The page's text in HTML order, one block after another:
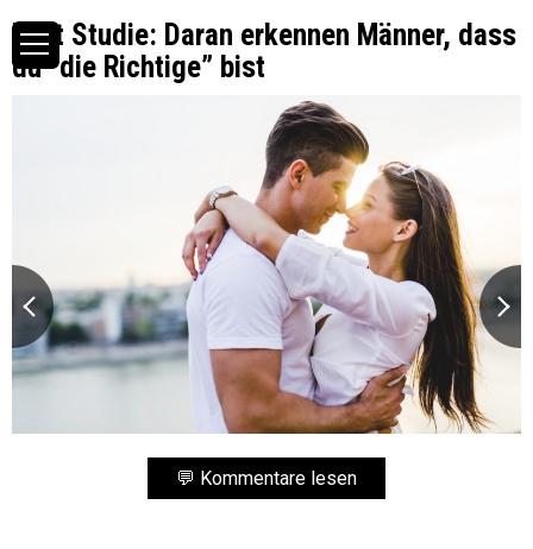
Laut Studie: Daran erkennen Männer, dass
du “die Richtige” bist
💬 Kommentare lesen